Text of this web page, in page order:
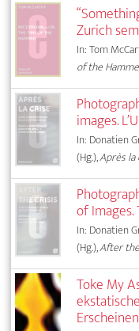
Zurich
In: Tom
of the
images.
In: Donatien
(Hg.),Après la
of
In: Donatien
(Hg.),After
Toke My